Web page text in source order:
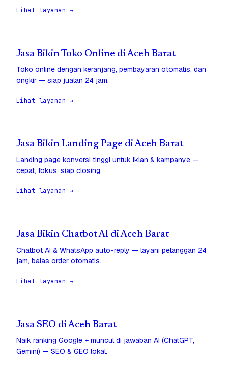
Lihat layanan →
Jasa Bikin Toko Online di Aceh Barat
Toko online dengan keranjang, pembayaran otomatis, dan
ongkir — siap jualan 24 jam.
Lihat layanan →
Jasa Bikin Landing Page di Aceh Barat
Landing page konversi tinggi untuk iklan & kampanye —
cepat, fokus, siap closing.
Lihat layanan →
Jasa Bikin Chatbot AI di Aceh Barat
Chatbot AI & WhatsApp auto-reply — layani pelanggan 24
jam, balas order otomatis.
Lihat layanan →
Jasa SEO di Aceh Barat
Naik ranking Google + muncul di jawaban AI (ChatGPT,
Gemini) — SEO & GEO lokal.